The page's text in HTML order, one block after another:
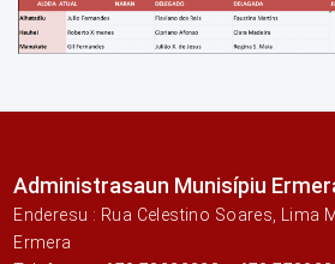
Administrasaun Munisípiu
Enderesu : Rua Celestino Soares, Lima
Ermera